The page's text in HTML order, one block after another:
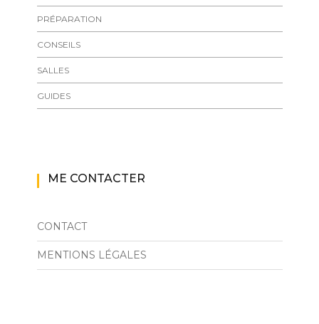
PRÉPARATION
CONSEILS
SALLES
GUIDES
ME CONTACTER
CONTACT
MENTIONS LÉGALES